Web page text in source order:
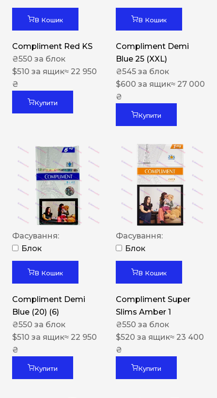
В Кошик
Compliment Red KS
₴550 за блок
$510 за ящик≈ 22 950
₴
Купити
В Кошик
Compliment Demi
Blue 25 (XXL)
₴545 за блок
$600 за ящик≈ 27 000
₴
Купити
Фасування:
Блок
В Кошик
Compliment Demi
Blue (20) (6)
₴550 за блок
$510 за ящик≈ 22 950
₴
Купити
Фасування:
Блок
В Кошик
Compliment Super
Slims Amber 1
₴550 за блок
$520 за ящик≈ 23 400
₴
Купити